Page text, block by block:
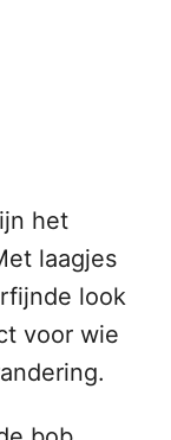
het
laagjes
look
voor wie